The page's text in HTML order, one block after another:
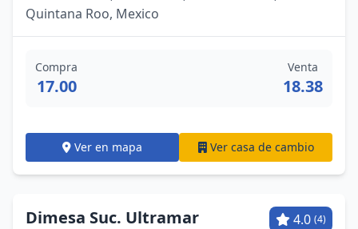
Quintana Roo, Mexico
Compra
17.00
Venta
18.38
Ver en mapa Ver casa de cambio
Dimesa Suc. Ultramar 4.0 (4)